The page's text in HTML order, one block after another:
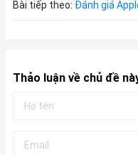
Bài tiếp theo: Đánh giá
Thảo luận về chủ đề